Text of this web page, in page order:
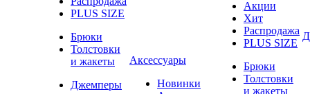
PLUS SIZE
Брюки
Толстовки
и жакеты
Джемперы
Аксессуары
Новинки
Акции
Хит
Распродажа
PLUS SIZE
Брюки
Толстовки
и жакеты